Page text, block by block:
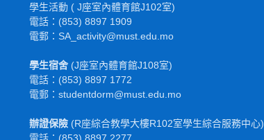
學生活動 ( J座室內體育館J102室)
電話：(853) 8897 1909
電郵：SA_activity@must.edu.mo
學生宿舍 (J座室內體育館J108室)
電話：(853) 8897 1772
電郵 ：studentdorm@must.edu.mo
辦證保險 (R座綜合教學大樓R102室學生綜合服務中心)